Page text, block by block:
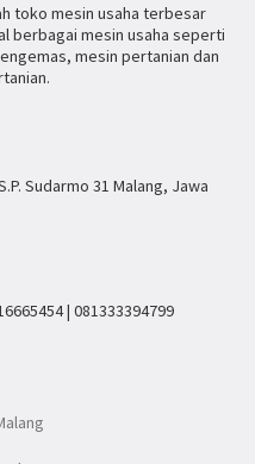
toko mesin usaha terbesar
berbagai mesin usaha seperti
mesin pertanian dan
Sudarmo 31 Malang, Jawa
| 081333394799